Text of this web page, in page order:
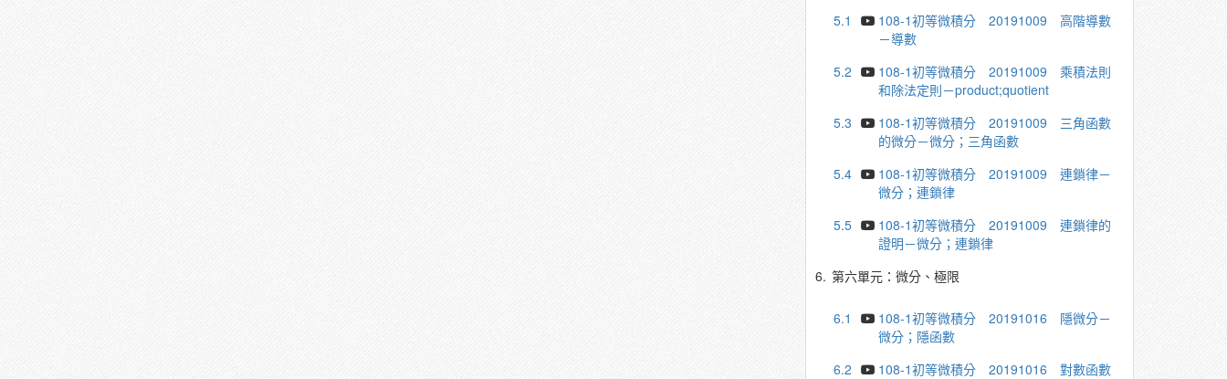
5.1
108-1初等微積分 20191009 高階導數
－導數
5.2
108-1初等微積分 20191009 乘積法則
和除法定則－product;quotient
5.3
108-1初等微積分 20191009 三角函數
的微分－微分；三角函數
5.4
108-1初等微積分 20191009 連鎖律－
微分；連鎖律
5.5
108-1初等微積分 20191009 連鎖律的
證明－微分；連鎖律
6. 第六單元：微分、極限
6.1
108-1初等微積分 20191016 隱微分－
微分；隱函數
6.2
108-1初等微積分 20191016 對數函數